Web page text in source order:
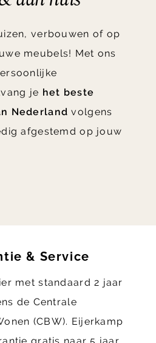
verbouwen of op
meubels! Met ons
je het beste
Nederland volgens
afgestemd op jouw
& Service
met standaard 2 jaar
de Centrale
(CBW). Eijerkamp